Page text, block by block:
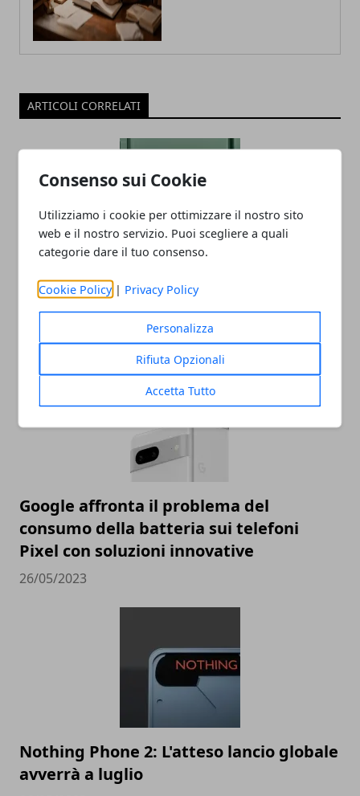
Consenso sui Cookie
Utilizziamo i cookie per ottimizzare il nostro sito
web e il nostro servizio. Puoi scegliere a quali
categorie dare il tuo consenso.
Cookie Policy | Privacy Policy
Personalizza
Rifiuta Opzionali
Accetta Tutto
ARTICOLI CORRELATI
Ricche anticipazioni sul Tensor G3 di
Pixel 8
Google affronta il problema del
consumo della batteria sui telefoni
Pixel con soluzioni innovative
26/05/2023
Nothing Phone 2: L'atteso lancio globale
avverrà a luglio